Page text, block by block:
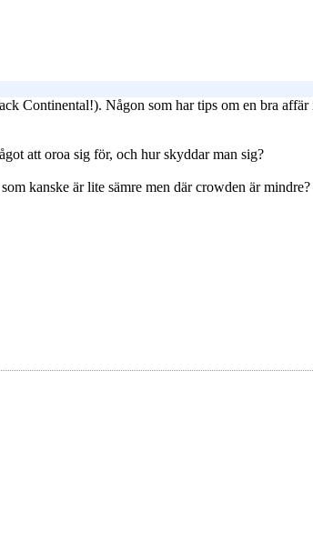
Continental!). Någon som har tips om en bra
att oroa sig för, och hur skyddar man sig?
kanske är lite sämre men där crowden är mindre?